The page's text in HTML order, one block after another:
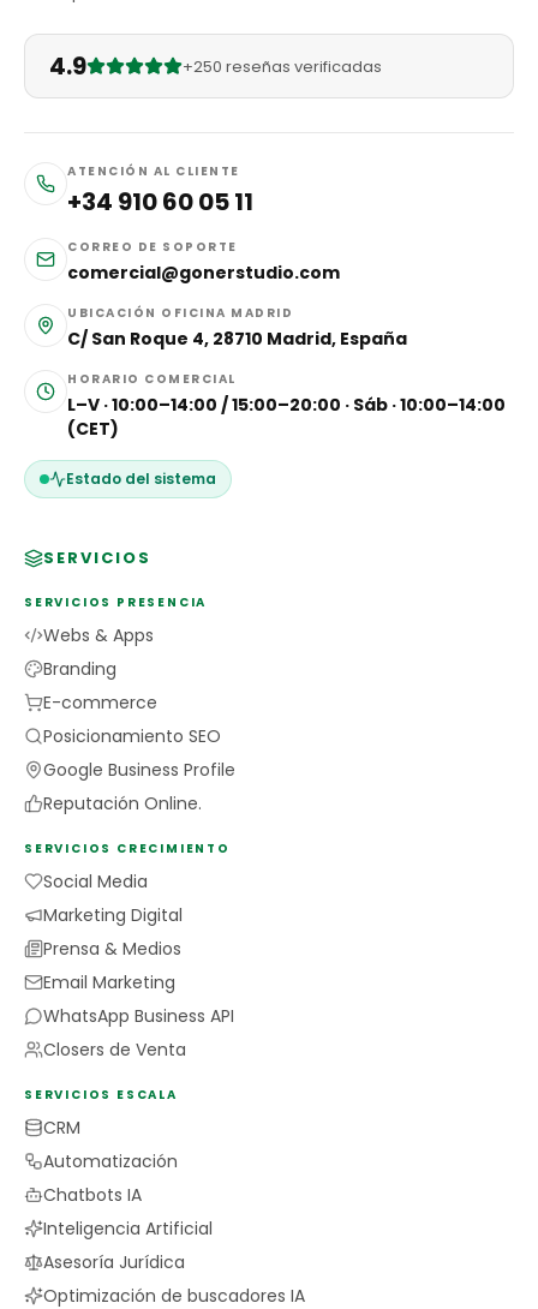
4.9 +250 reseñas verificadas
ATENCIÓN AL CLIENTE
+34 910 60 05 11
CORREO DE SOPORTE
comercial@gonerstudio.com
UBICACIÓN OFICINA MADRID
C/ San Roque 4, 28710 Madrid, España
HORARIO COMERCIAL
L–V · 10:00–14:00 / 15:00–20:00 · Sáb · 10:00–14:00
(CET)
Estado del sistema
SERVICIOS
SERVICIOS PRESENCIA
Webs & Apps
Branding
E-commerce
Posicionamiento SEO
Google Business Profile
Reputación Online.
SERVICIOS CRECIMIENTO
Social Media
Marketing Digital
Prensa & Medios
Email Marketing
WhatsApp Business API
Closers de Venta
SERVICIOS ESCALA
CRM
Automatización
Chatbots IA
Inteligencia Artificial
Asesoría Jurídica
Optimización de buscadores IA